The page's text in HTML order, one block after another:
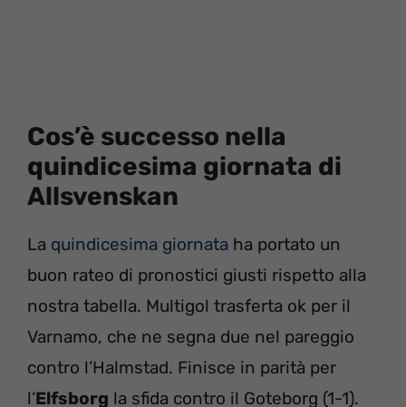
Cos’è successo nella
quindicesima giornata di
Allsvenskan
La quindicesima giornata ha portato un
buon rateo di pronostici giusti rispetto alla
nostra tabella. Multigol trasferta ok per il
Varnamo, che ne segna due nel pareggio
contro l’Halmstad. Finisce in parità per
l’Elfsborg la sfida contro il Goteborg (1-1).